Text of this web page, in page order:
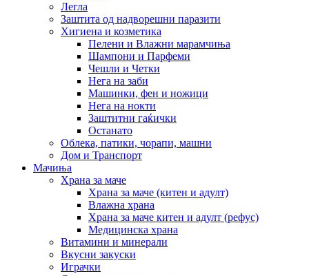
Легла
Заштита од надворешни паразити
Хигиена и козметика
Пелени и Влажни марамчиња
Шампони и Парфеми
Чешли и Четки
Нега на заби
Машинки, фен и ножици
Нега на нокти
Заштитни гаќички
Останато
Облека, патики, чорапи, машни
Дом и Транспорт
Мачиња
Храна за маче
Храна за маче (китен и адулт)
Влажна храна
Храна за маче китен и адулт (рефус)
Медицинска храна
Витамини и минерали
Вкусни закуски
Играчки